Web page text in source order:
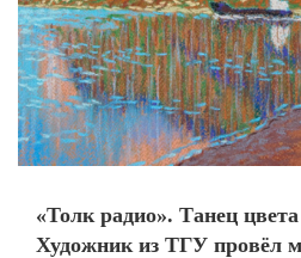
«Толк радио». Танец
Художник из ТГУ провёл